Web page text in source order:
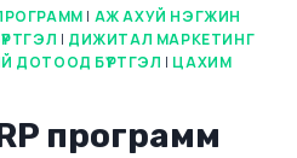
| АЖ АХУЙ НЭГЖИН
| ДИЖИТАЛ МАРКЕТИНГ
ДОТООД БҮРТГЭЛ | ЦАХИМ
программ